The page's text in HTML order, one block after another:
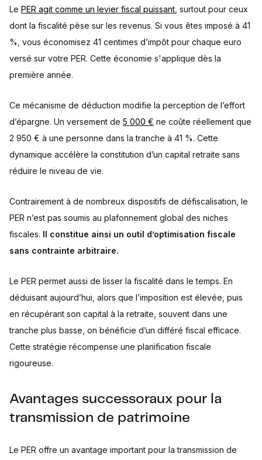
Le PER agit comme un levier fiscal puissant , surtout pour ceux
dont la fiscalité pèse sur les revenus. Si vous êtes imposé à 41
%, vous économisez 41 centimes d’impôt pour chaque euro
versé sur votre PER. Cette économie s'applique dès la
première année.
Ce mécanisme de déduction modifie la perception de l’effort
d’épargne. Un versement de 5 000 € ne coûte réellement que
2 950 € à une personne dans la tranche à 41 %. Cette
dynamique accélère la constitution d’un capital retraite sans
réduire le niveau de vie.
Contrairement à de nombreux dispositifs de défiscalisation, le
PER n’est pas soumis au plafonnement global des niches
fiscales. Il constitue ainsi un outil d’optimisation fiscale
sans contrainte arbitraire.
Le PER permet aussi de lisser la fiscalité dans le temps. En
déduisant aujourd’hui, alors que l’imposition est élevée, puis
en récupérant son capital à la retraite, souvent dans une
tranche plus basse, on bénéficie d’un différé fiscal efficace.
Cette stratégie récompense une planification fiscale
rigoureuse.
Avantages successoraux pour la
transmission de patrimoine
Le PER offre un avantage important pour la transmission de